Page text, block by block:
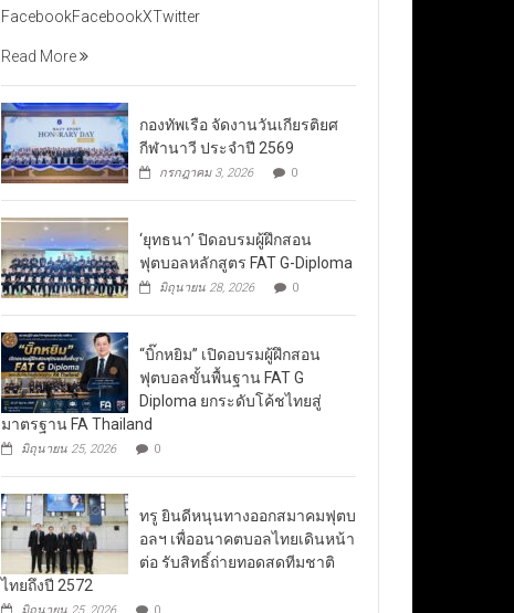
FacebookFacebookXTwitter
Read More
กองทัพเรือ จัดงานวันเกียรติยศ
กีฬานาวี ประจำปี 2569
กรกฎาคม 3, 2026 0
‘ยุทธนา’ ปิดอบรมผู้ฝึกสอน
ฟุตบอลหลักสูตร FAT G-Diploma
มิถุนายน 28, 2026 0
“บิ๊กหยิม” เปิดอบรมผู้ฝึกสอน
ฟุตบอลขั้นพื้นฐาน FAT G
Diploma ยกระดับโค้ชไทยสู่
มาตรฐาน FA Thailand
มิถุนายน 25, 2026 0
ทรู ยินดีหนุนทางออกสมาคมฟุตบ
อลฯ เพื่ออนาคตบอลไทยเดินหน้า
ต่อ รับสิทธิ์ถ่ายทอดสดทีมชาติ
ไทยถึงปี 2572
มิถุนายน 25, 2026 0